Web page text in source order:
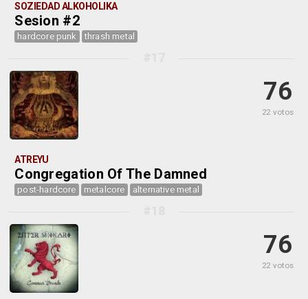
SOZIEDAD ALKOHOLIKA
Sesion #2
hardcore punk thrash metal
76
22 votos
ATREYU
Congregation Of The Damned
post-hardcore metalcore alternative metal
76
22 votos